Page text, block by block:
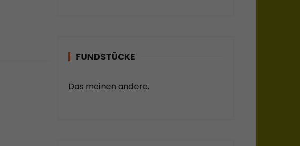
FUNDSTÜCKE
Das meinen andere.